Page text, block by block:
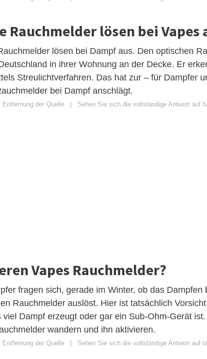
Rauchmelder lösen bei Vapes
lösen bei Dampf aus. Den optischen
in ihrer Wohnung an der Decke. Er
Streulichtverfahren. Das hat zur – für Dampfer
bei Dampf anschlägt.
Entfernung der Quelle Sehen Sie sich die vollständige Antwort auf
Vapes Rauchmelder?
fragen sich, gerade im Winter, ob das Dampfen
Rauchmelder auslöst. Hier ist tatsächlich
viel Dampf erzeugt oder gar ein Sub-Ohm-Gerät
wandern und ihn aktivieren.
Entfernung der Quelle Sehen Sie sich die vollständige Antwort auf